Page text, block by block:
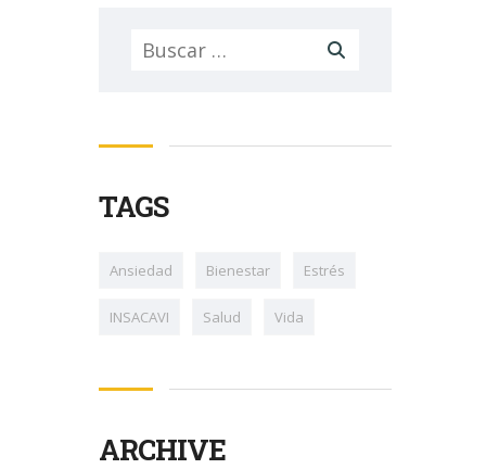
Buscar:
TAGS
Ansiedad Bienestar Estrés
INSACAVI Salud Vida
ARCHIVE